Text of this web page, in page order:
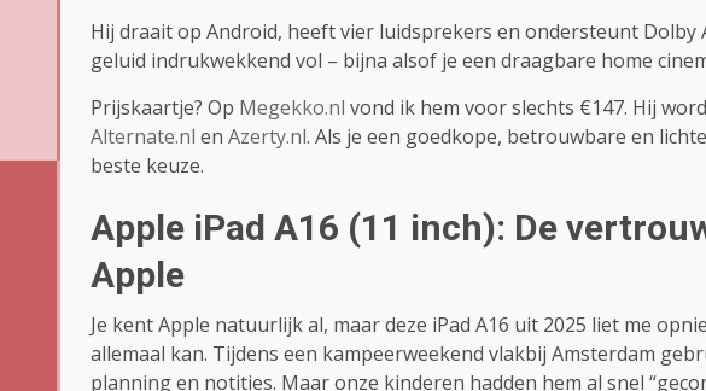
Hij draait op Android, heeft vier luidsprekers en ondersteunt Dolby
geluid indrukwekkend vol – bijna alsof je een draagbare home
Prijskaartje? Op Megekko.nl vond ik hem voor slechts €147. Hij
Alternate.nl en Azerty.nl. Als je een goedkope, betrouwbare en
beste keuze.
Apple iPad A16 (11 inch): De
Apple
Je kent Apple natuurlijk al, maar deze iPad A16 uit 2025 liet me
allemaal kan. Tijdens een kampeerweekend vlakbij Amsterdam
planning en notities. Maar onze kinderen hadden hem al snel